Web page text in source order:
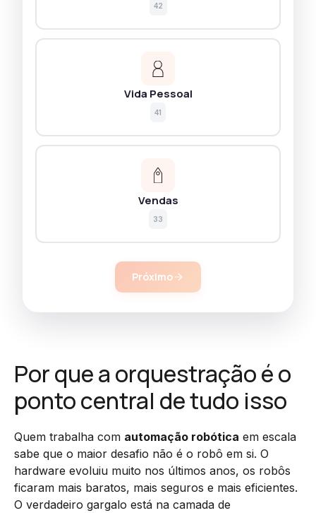
42
Vida Pessoal
41
Vendas
33
Próximo
Por que a orquestração é o
ponto central de tudo isso
Quem trabalha com automação robótica em escala
sabe que o maior desafio não é o robô em si. O
hardware evoluiu muito nos últimos anos, os robôs
ficaram mais baratos, mais seguros e mais eficientes.
O verdadeiro gargalo está na camada de